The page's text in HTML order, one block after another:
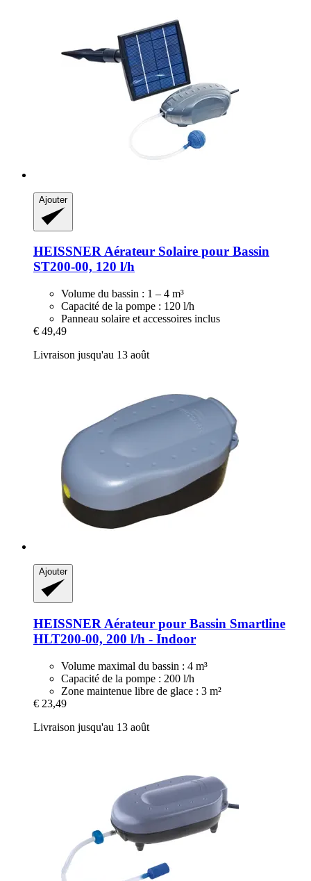
Ajouter
HEISSNERAérateur Solaire pour Bassin
ST200-​00, 120 l/h
Volume du bassin : 1 – 4 m³
Capacité de la pompe : 120 l/h
Panneau solaire et accessoires inclus
€ 49,49
Livraison jusqu'au 13 août
Ajouter
HEISSNER Aérateur pour Bassin Smartline
HLT200-​00, 200 l/h -​ Indoor
Volume maximal du bassin : 4 m³
Capacité de la pompe : 200 l/h
Zone maintenue libre de glace : 3 m²
€ 23,49
Livraison jusqu'au 13 août